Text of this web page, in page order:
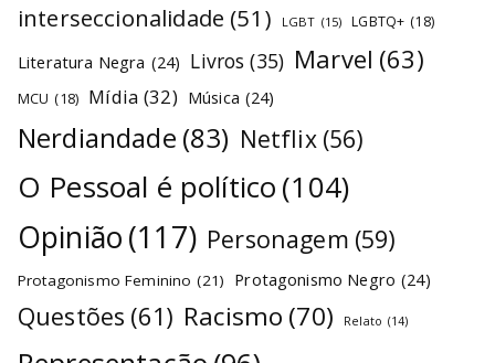
interseccionalidade (51) LGBT (15) LGBTQ+ (18)
Literatura Negra (24) Livros (35) Marvel (63)
MCU (18) Mídia (32) Música (24)
Nerdiandade (83) Netflix (56)
O Pessoal é político(104)
Opinião(117) Personagem (59)
Protagonismo Feminino (21) Protagonismo Negro (24)
Questões (61) Racismo (70) Relato (14)